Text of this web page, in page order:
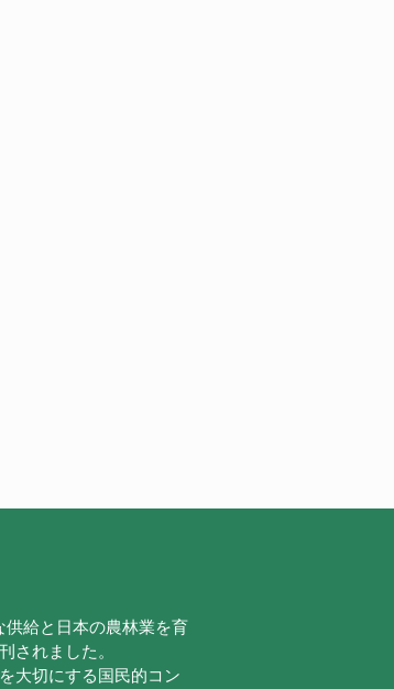
給と日本の農林業を育
されました。
大切にする国民的コン